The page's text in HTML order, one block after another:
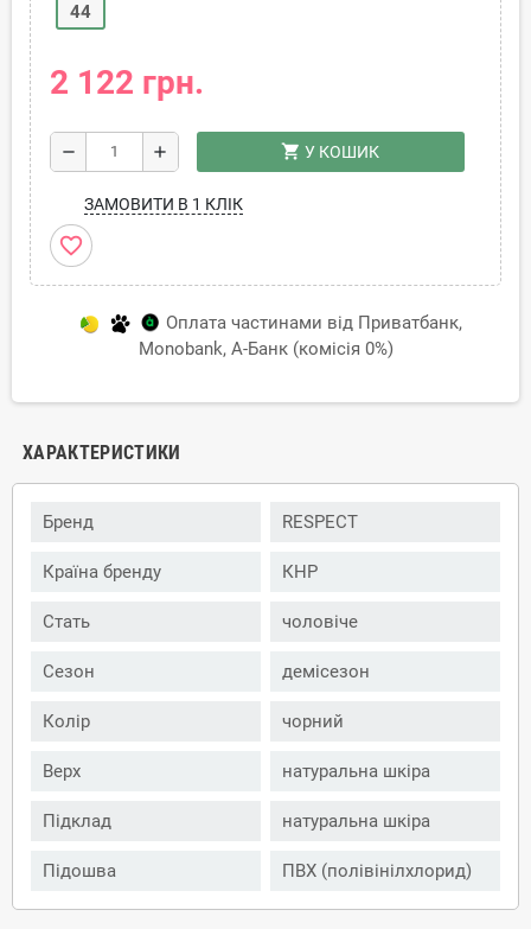
44
2 122 грн.
remove add shopping_cart У КОШИК
ЗАМОВИТИ В 1 КЛІК
favorite_border
Оплата частинами від Приватбанк,
Monobank, А-Банк (комісія 0%)
ХАРАКТЕРИСТИКИ
Бренд RESPECT
Країна бренду КНР
Стать чоловіче
Сезон демісезон
Колір чорний
Верх натуральна шкіра
Підклад натуральна шкіра
Підошва ПВХ (полівінілхлорид)